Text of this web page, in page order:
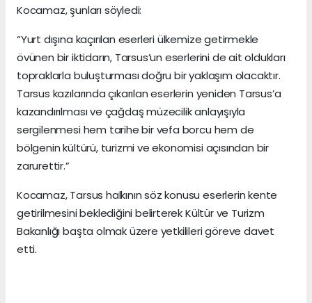
Kocamaz, şunları söyledi:
“Yurt dışına kaçırılan eserleri ülkemize getirmekle
övünen bir iktidarın, Tarsus’un eserlerini de ait oldukları
topraklarla buluşturması doğru bir yaklaşım olacaktır.
Tarsus kazılarında çıkarılan eserlerin yeniden Tarsus’a
kazandırılması ve çağdaş müzecilik anlayışıyla
sergilenmesi hem tarihe bir vefa borcu hem de
bölgenin kültürü, turizmi ve ekonomisi açısından bir
zarurettir.”
Kocamaz, Tarsus halkının söz konusu eserlerin kente
getirilmesini beklediğini belirterek Kültür ve Turizm
Bakanlığı başta olmak üzere yetkilileri göreve davet
etti.